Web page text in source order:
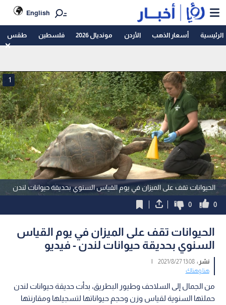
English
الرئيسية أسعار الذهب الأردن مونديال 2026 فلسطين طقس
الحيوانات تقف على الميزان في يوم القياس السنوي بحديقة حيوانات لندن
1
0
0
الحيوانات تقف على الميزان في يوم القياس
السنوي بحديقة حيوانات لندن - فيديو
نشر :13:08 2021/8/27
|
هنا وهناك
من الجمال إلى السلاحف وطيور البطريق، بدأت حديقة حيوانات لندن
حملتها السنوية لقياس وزن وحجم حيواناتها لتسجيلها ومقارنتها